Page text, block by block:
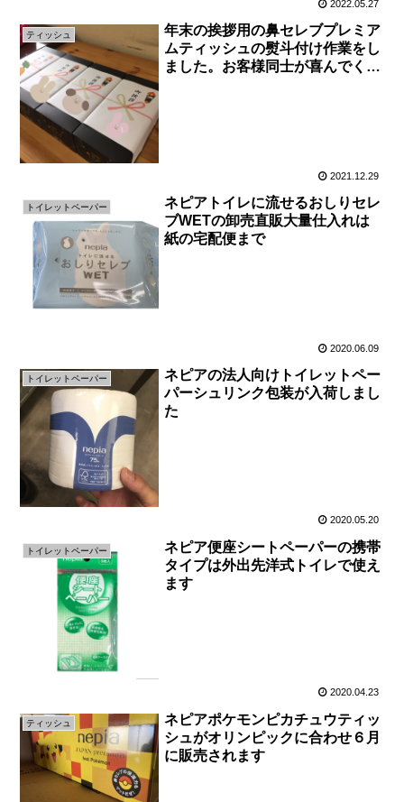
2022.05.27
ティッシュ
年末の挨拶用の鼻セレブプレミア
ムティッシュの熨斗付け作業をし
ました。お客様同士が喜んでくれ
2021.12.29
トイレットペーパー
ネピアトイレに流せるおしりセレ
ブWETの卸売直販大量仕入れは
紙の宅配便まで
2020.06.09
トイレットペーパー
ネピアの法人向けトイレットペー
パーシュリンク包装が入荷しまし
た
2020.05.20
トイレットペーパー
ネピア便座シートペーパーの携帯
タイプは外出先洋式トイレで使え
ます
2020.04.23
ティッシュ
ネピアポケモンピカチュウティッ
シュがオリンピックに合わせ６月
に販売されます